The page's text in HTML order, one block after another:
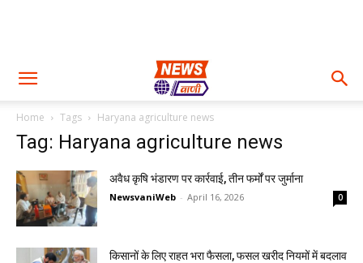
Home Tags Haryana agriculture news
Tag: Haryana agriculture news
अवैध कृषि भंडारण पर कार्रवाई, तीन फर्मों पर जुर्माना
NewsvaniWeb - April 16, 2026 0
किसानों के लिए राहत भरा फैसला, फसल खरीद नियमों में बदलाव